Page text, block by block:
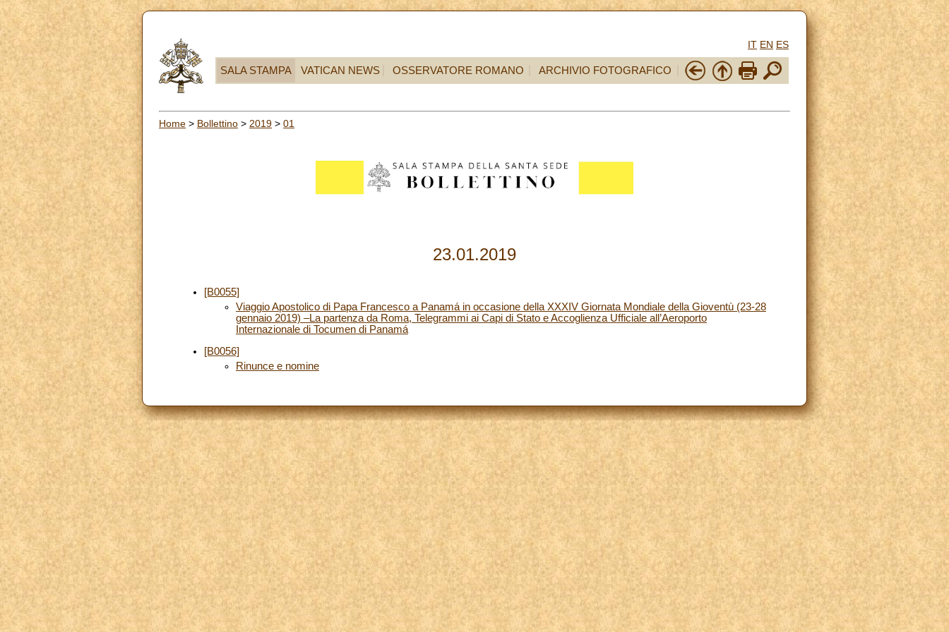
IT EN ES
SALA STAMPA VATICAN NEWS OSSERVATORE ROMANO ARCHIVIO FOTOGRAFICO
Home > Bollettino > 2019 > 01
23.01.2019
[B0055]
Viaggio Apostolico di Papa Francesco a Panamá in occasione della XXXIV Giornata Mondiale della Gioventù (23-28
gennaio 2019) –La partenza da Roma, Telegrammi ai Capi di Stato e Accoglienza Ufficiale all’Aeroporto
Internazionale di Tocumen di Panamá
[B0056]
Rinunce e nomine